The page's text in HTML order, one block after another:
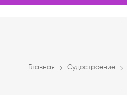
Главная Судостроение